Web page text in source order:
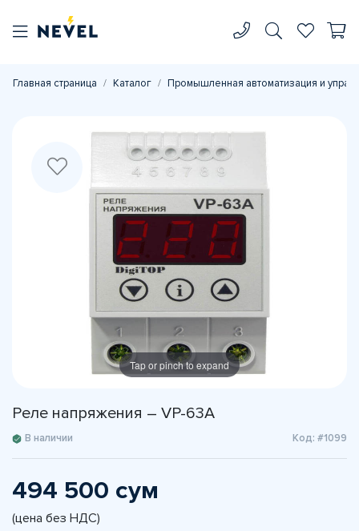
Главная страница Каталог Промышленная автоматизация и
Tap or pinch to expand
Реле напряжения – VP-63A
В наличии Код: #1099
494 500 сум
(цена без НДС)